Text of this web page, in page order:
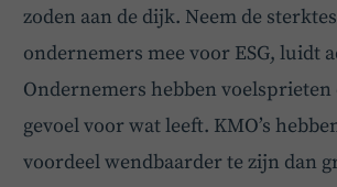
zoden aan de dijk. Neem de
ondernemers mee voor ESG, luidt
Ondernemers hebben voelsprieten
gevoel voor wat leeft. KMO’s
voordeel wendbaarder te zijn dan